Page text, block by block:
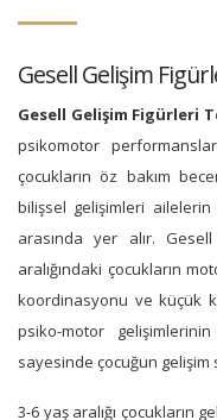
Gesell Gelişim
Gesell Gelişim Figürleri
psikomotor
çocukların öz bakım
bilişsel gelişimleri
arasında yer alır.
aralığındaki çocukların
koordinasyonu ve küçük
psiko-motor
sayesinde çocuğun
3-6 yaş aralığı çocukların